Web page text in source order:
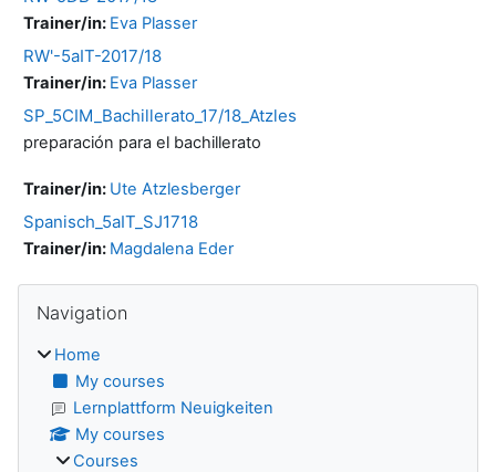
Trainer/in: Eva Plasser
RW'-5aIT-2017/18
Trainer/in: Eva Plasser
SP_5CIM_Bachillerato_17/18_Atzles
preparación para el bachillerato
Trainer/in: Ute Atzlesberger
Spanisch_5aIT_SJ1718
Trainer/in: Magdalena Eder
Blocks
Navigation
Home
My courses
Lernplattform Neuigkeiten
My courses
Courses